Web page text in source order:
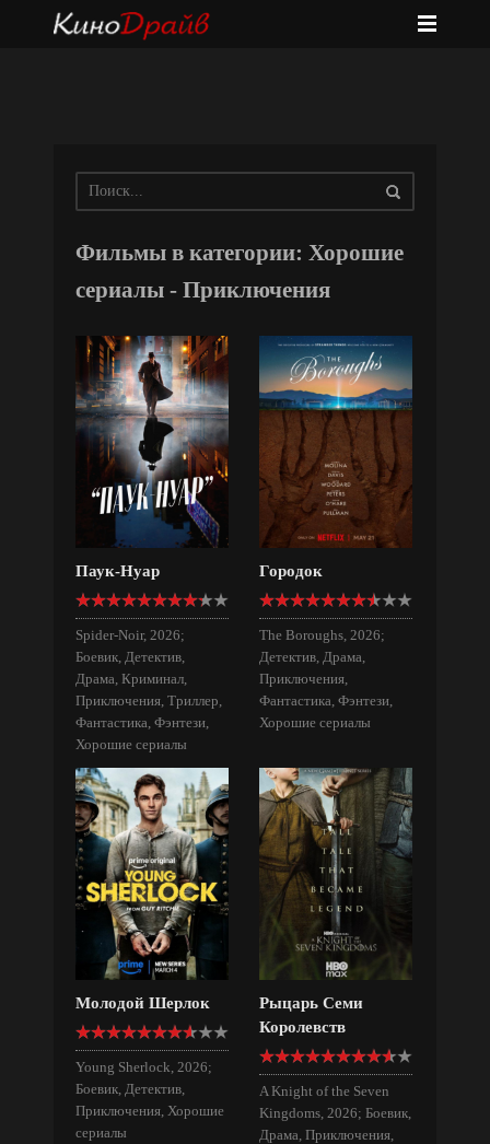
Фильмы в категории: Хорошие
сериалы - Приключения
Паук-Нуар
Spider-Noir, 2026;
Боевик, Детектив,
Драма, Криминал,
Приключения, Триллер,
Фантастика, Фэнтези,
Хорошие сериалы
Городок
The Boroughs, 2026;
Детектив, Драма,
Приключения,
Фантастика, Фэнтези,
Хорошие сериалы
Молодой Шерлок
Young Sherlock, 2026;
Боевик, Детектив,
Приключения, Хорошие
сериалы
Рыцарь Семи
Королевств
A Knight of the Seven
Kingdoms, 2026; Боевик,
Драма, Приключения,